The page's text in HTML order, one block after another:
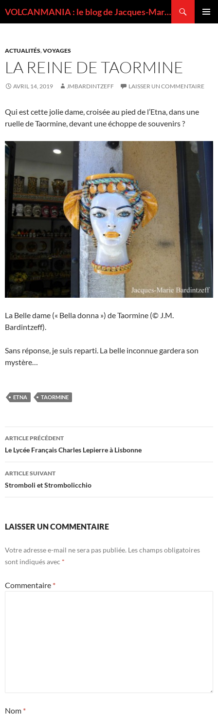
VOLCANMANIA : le blog de Jacques-Marie BARDINTZEFF, volcanologue
ACTUALITÉS,VOYAGES
LA REINE DE TAORMINE
AVRIL 14, 2019 JMBARDINTZEFF LAISSER UN COMMENTAIRE
Qui est cette jolie dame, croisée au pied de l’Etna, dans une
ruelle de Taormine, devant une échoppe de souvenirs ?
La Belle dame (« Bella donna ») de Taormine (© J.M.
Bardintzeff).
Sans réponse, je suis reparti. La belle inconnue gardera son
mystère…
ETNA TAORMINE
Navigation
des
articles
ARTICLE PRÉCÉDENT
Le Lycée Français Charles Lepierre à Lisbonne
ARTICLE SUIVANT
Stromboli et Strombolicchio
LAISSER UN COMMENTAIRE
Votre adresse e-mail ne sera pas publiée. Les champs obligatoires
sont indiqués avec *
Commentaire *
Nom *